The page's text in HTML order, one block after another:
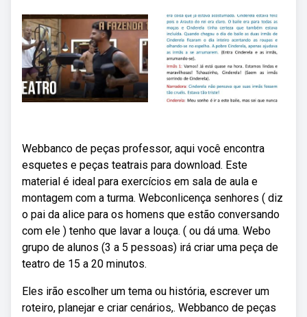
Webbanco de peças professor, aqui você encontra
esquetes e peças teatrais para download. Este
material é ideal para exercícios em sala de aula e
montagem com a turma. Webconlicença senhores ( diz
o pai da alice para os homens que estão conversando
com ele ) tenho que lavar a louça. ( ou dá uma. Webo
grupo de alunos (3 a 5 pessoas) irá criar uma peça de
teatro de 15 a 20 minutos.
Eles irão escolher um tema ou história, escrever um
roteiro, planejar e criar cenários,. Webbanco de peças